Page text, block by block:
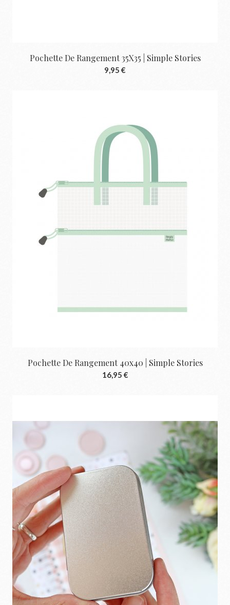
Pochette De Rangement 35X35 | Simple Stories
9,95 €
Pochette De Rangement 40x40 | Simple Stories
16,95 €